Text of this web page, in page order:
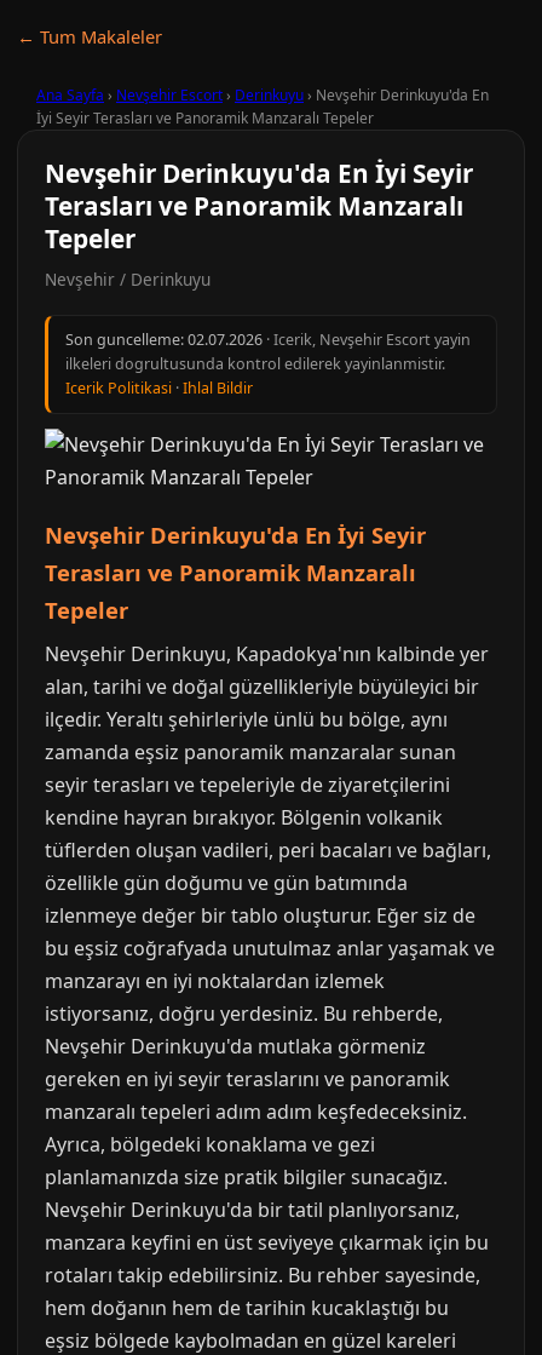
← Tum Makaleler
Ana Sayfa › Nevşehir Escort› Derinkuyu› Nevşehir Derinkuyu'da En
İyi Seyir Terasları ve Panoramik Manzaralı Tepeler
Nevşehir Derinkuyu'da En İyi Seyir
Terasları ve Panoramik Manzaralı
Tepeler
Nevşehir / Derinkuyu
Son guncelleme:02.07.2026 · Icerik, Nevşehir Escort yayin
ilkeleri dogrultusunda kontrol edilerek yayinlanmistir.
Icerik Politikasi ·Ihlal Bildir
Nevşehir Derinkuyu'da En İyi Seyir
Terasları ve Panoramik Manzaralı
Tepeler
Nevşehir Derinkuyu, Kapadokya'nın kalbinde yer
alan, tarihi ve doğal güzellikleriyle büyüleyici bir
ilçedir. Yeraltı şehirleriyle ünlü bu bölge, aynı
zamanda eşsiz panoramik manzaralar sunan
seyir terasları ve tepeleriyle de ziyaretçilerini
kendine hayran bırakıyor. Bölgenin volkanik
tüflerden oluşan vadileri, peri bacaları ve bağları,
özellikle gün doğumu ve gün batımında
izlenmeye değer bir tablo oluşturur. Eğer siz de
bu eşsiz coğrafyada unutulmaz anlar yaşamak ve
manzarayı en iyi noktalardan izlemek
istiyorsanız, doğru yerdesiniz. Bu rehberde,
Nevşehir Derinkuyu'da mutlaka görmeniz
gereken en iyi seyir teraslarını ve panoramik
manzaralı tepeleri adım adım keşfedeceksiniz.
Ayrıca, bölgedeki konaklama ve gezi
planlamanızda size pratik bilgiler sunacağız.
Nevşehir Derinkuyu'da bir tatil planlıyorsanız,
manzara keyfini en üst seviyeye çıkarmak için bu
rotaları takip edebilirsiniz. Bu rehber sayesinde,
hem doğanın hem de tarihin kucaklaştığı bu
eşsiz bölgede kaybolmadan en güzel kareleri